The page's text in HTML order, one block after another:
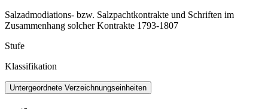
Salzadmodiations- bzw. Salzpachtkontrakte und Schriften im
Zusammenhang solcher Kontrakte 1793-1807
Stufe
Klassifikation
Untergeordnete Verzeichnungseinheiten